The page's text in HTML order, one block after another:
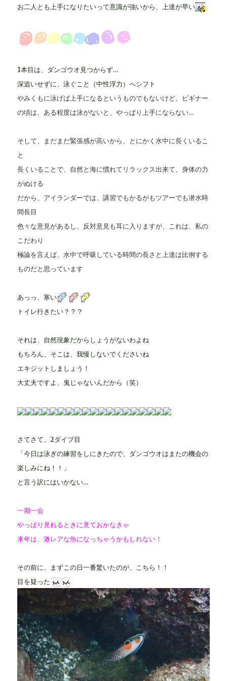
お二人とも上手になりたいって意識が強いから、上達が早い
1本目は、ダンゴウオ見つからず…
深追いせずに、泳ぐこと（中性浮力）へシフト
やみくもに泳げば上手になるというものでもないけど、ビギナー
の頃は、ある程度は泳がないと、やっぱり上手にならない…
そして、まだまだ緊張感が高いから、とにかく水中に長くいるこ
と
長くいることで、自然と海に慣れてリラックス出来て、身体の力
がぬける
だから、アイランダーでは、講習でもかるがもツアーでも潜水時
間長目
色々な意見があるし、反対意見も耳に入りますが、これは、私の
こだわり
極論を言えば、水中で呼吸している時間の長さと上達は比例する
ものだと思っています
あっっ、寒い
トイレ行きたい？？？
それは、自然現象だからしょうがないわよね
もちろん、そこは、我慢しないでくださいね
エキジットしましょう！
大丈夫ですよ、鬼じゃないんだから（笑）
さてさて、2ダイブ目
「今日は泳ぎの練習をしにきたので、ダンゴウオはまたの機会の
楽しみにね！！」
と言う訳にはいかない…
一期一会
やっぱり見れるときに見ておかなきゃ
来年は、激レアな魚になっちゃうかもしれない！
その前に、まずこの日一番驚いたのが、こちら！！
目を疑った